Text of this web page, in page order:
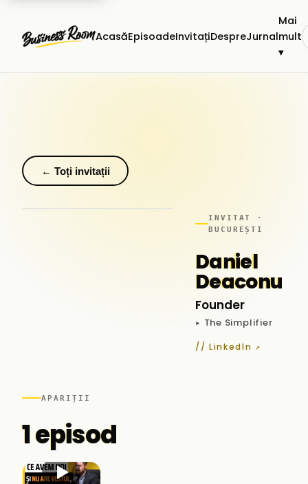
AcasăEpisoadeInvitațiDespreJurnal
Mai
mult
▾
← Toți invitații
INVITAT ·
BUCUREȘTI
Daniel
Deaconu
Founder
▸ The Simplifier
// LinkedIn ↗
APARIȚII
1 episod
▶